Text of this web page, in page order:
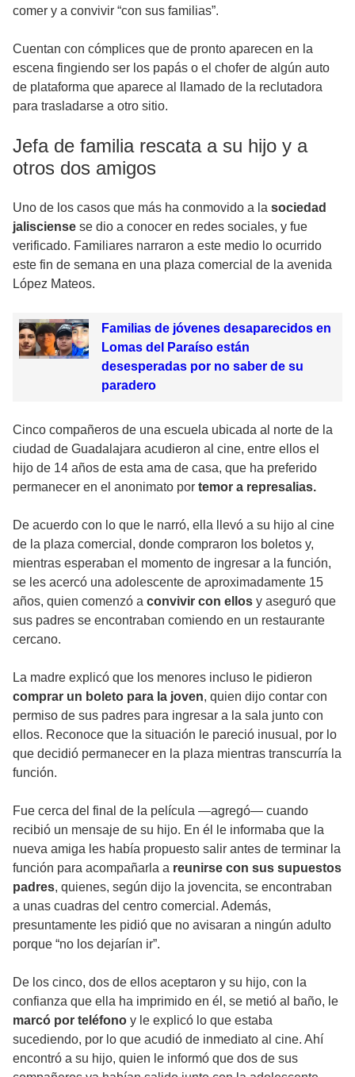
comer y a convivir “con sus familias”.
Cuentan con cómplices que de pronto aparecen en la
escena fingiendo ser los papás o el chofer de algún auto
de plataforma que aparece al llamado de la reclutadora
para trasladarse a otro sitio.
Jefa de familia rescata a su hijo y a
otros dos amigos
Uno de los casos que más ha conmovido a la sociedad
jalisciense se dio a conocer en redes sociales, y fue
verificado. Familiares narraron a este medio lo ocurrido
este fin de semana en una plaza comercial de la avenida
López Mateos.
Familias de jóvenes desaparecidos en
Lomas del Paraíso están
desesperadas por no saber de su
paradero
Cinco compañeros de una escuela ubicada al norte de la
ciudad de Guadalajara acudieron al cine, entre ellos el
hijo de 14 años de esta ama de casa, que ha preferido
permanecer en el anonimato por temor a represalias.
De acuerdo con lo que le narró, ella llevó a su hijo al cine
de la plaza comercial, donde compraron los boletos y,
mientras esperaban el momento de ingresar a la función,
se les acercó una adolescente de aproximadamente 15
años, quien comenzó a convivir con ellos y aseguró que
sus padres se encontraban comiendo en un restaurante
cercano.
La madre explicó que los menores incluso le pidieron
comprar un boleto para la joven, quien dijo contar con
permiso de sus padres para ingresar a la sala junto con
ellos. Reconoce que la situación le pareció inusual, por lo
que decidió permanecer en la plaza mientras transcurría la
función.
Fue cerca del final de la película —agregó— cuando
recibió un mensaje de su hijo. En él le informaba que la
nueva amiga les había propuesto salir antes de terminar la
función para acompañarla a reunirse con sus supuestos
padres, quienes, según dijo la jovencita, se encontraban
a unas cuadras del centro comercial. Además,
presuntamente les pidió que no avisaran a ningún adulto
porque “no los dejarían ir”.
De los cinco, dos de ellos aceptaron y su hijo, con la
confianza que ella ha imprimido en él, se metió al baño, le
marcó por teléfono y le explicó lo que estaba
sucediendo, por lo que acudió de inmediato al cine. Ahí
encontró a su hijo, quien le informó que dos de sus